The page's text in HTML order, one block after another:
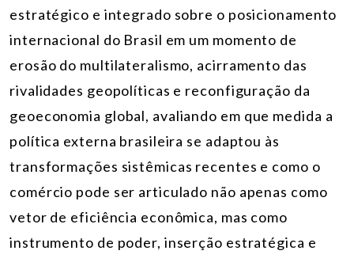
estratégico e integrado sobre o posicionamento
internacional do Brasil em um momento de
erosão do multilateralismo, acirramento das
rivalidades geopolíticas e reconfiguração da
geoeconomia global, avaliando em que medida a
política externa brasileira se adaptou às
transformações sistêmicas recentes e como o
comércio pode ser articulado não apenas como
vetor de eficiência econômica, mas como
instrumento de poder, inserção estratégica e